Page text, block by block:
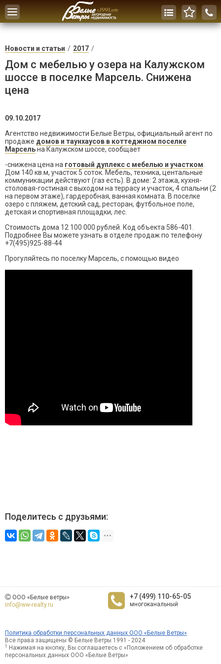
Toggle
navigation
Новости и статьи 2017
Дом с мебелью у озера на Калужском
шоссе в поселке Марсель. Снижена
цена
09.10.2017
Агентство недвижимости Белые Ветры, официальный агент по
продаже домов и таунхаусов в коттеджном поселке
Марсельна Калужском шоссе, сообщает
-снижена цена на готовый дуплекс с мебелью и участком
Дом 140 кв.м, участок 5 соток. Мебель, техника, центальные
коммуникации действуют (газ есть). В доме: 2 этажа, кухня-
столовая-гостиная с выходом на террасу и участок, 4 спальни (2
на первом этаже), гардеробная, ванная комната. В поселке
озеро с пляжем, детский сад, ресторан, футбольное поле,
детская и спортивная площадки, лес.
Стоимость дома 12 100 000 рублей. Код объекта 586-401.
Подробнее Вы можете узнать в отделе продаж по телефону
+7(495)925-88-44
Прогуляйтесь по поселку Марсель, с помощью видео
Поделитесь с друзьями:
ООО «Белые ветры»
info@ww-realty.ru
+7 (499) 110-65-05
многоканальный
Политика обработки персональных данных ООО «Белые Ветры»
Все права защищены © Белые Ветры 1991 - 2024
1
Нажимая на кнопку, Вы соглашаетесь с «Положением об обработке
персональных данных ООО «Белые Ветры»